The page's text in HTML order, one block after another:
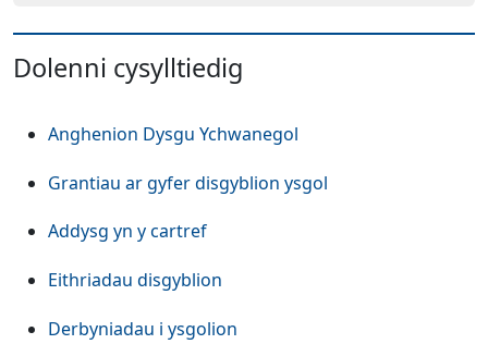
Dolenni cysylltiedig
Anghenion Dysgu Ychwanegol
Grantiau ar gyfer disgyblion ysgol
Addysg yn y cartref
Eithriadau disgyblion
Derbyniadau i ysgolion